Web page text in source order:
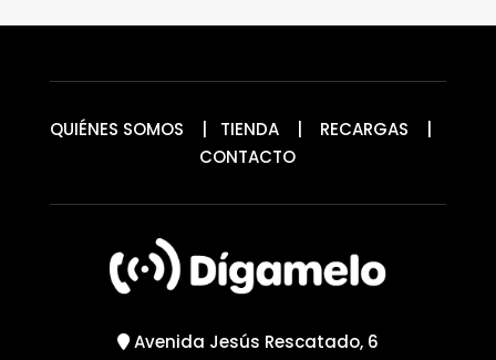
QUIÉNES SOMOS TIENDA RECARGAS
CONTACTO
Avenida Jesús Rescatado, 6